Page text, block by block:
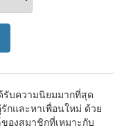
รับความนิยมมากที่สุด
กและหาเพื่อนใหม่ ด้วย
องสมาชิกที่เหมาะกับ